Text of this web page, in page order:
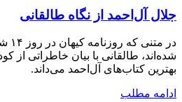
جلال آل‌احمد از نگاه طالقانی
شده‌اند، طالقانی با بیان خاطراتی
بهترین کتاب‌های آل‌احمد می‌داند.
ادامه مطلب